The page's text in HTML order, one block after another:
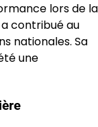
lors de la
a contribué au
nationales. Sa
une